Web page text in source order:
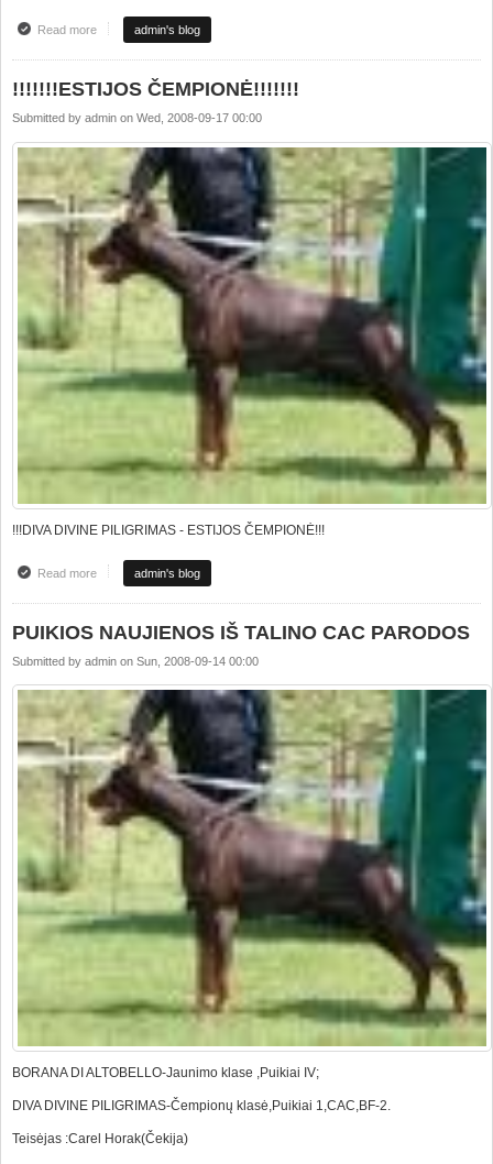
Read moreabout NAUJA PREZENTACIJA
admin's blog
!!!!!!!ESTIJOS ČEMPIONĖ!!!!!!!
Submitted by admin on Wed, 2008-09-17 00:00
!!!DIVA DIVINE PILIGRIMAS - ESTIJOS ČEMPIONĖ!!!
Read moreabout !!!!!!!ESTIJOS ČEMPIONĖ!!!!!!!
admin's blog
PUIKIOS NAUJIENOS IŠ TALINO CAC PARODOS
Submitted by admin on Sun, 2008-09-14 00:00
BORANA DI ALTOBELLO-Jaunimo klase ,Puikiai IV;
DIVA DIVINE PILIGRIMAS-Čempionų klasė,Puikiai 1,CAC,BF-2.
Teisėjas :Carel Horak(Čekija)